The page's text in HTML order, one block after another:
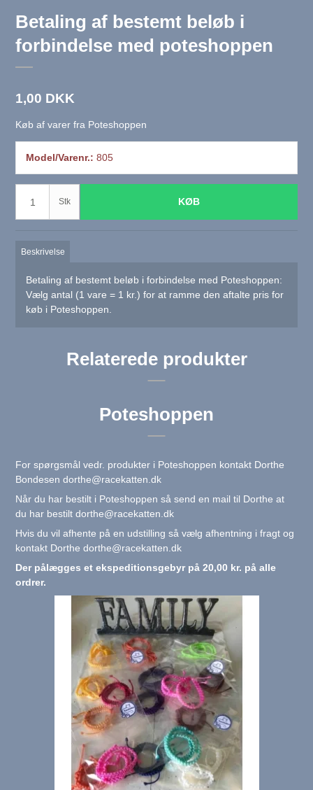
Betaling af bestemt beløb i
forbindelse med poteshoppen
1,00 DKK
Køb af varer fra Poteshoppen
Model/Varenr.: 805
Stk KØB
Beskrivelse
Betaling af bestemt beløb i forbindelse med Poteshoppen:
Vælg antal (1 vare = 1 kr.) for at ramme den aftalte pris for
køb i Poteshoppen.
Relaterede produkter
Poteshoppen
For spørgsmål vedr. produkter i Poteshoppen kontakt Dorthe
Bondesendorthe@racekatten.dk
Når du har bestilt i Poteshoppen så send en mail til Dorthe at
du har bestiltdorthe@racekatten.dk
Hvis du vil afhente på en udstilling så vælg afhentning i fragt og
kontakt Dorthe dorthe@racekatten.dk
Der pålægges et ekspeditionsgebyr på 20,00 kr. på alle
ordrer.